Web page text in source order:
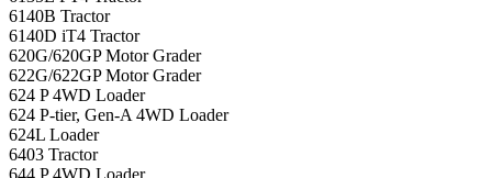
6140B Tractor
6140D iT4 Tractor
620G/620GP Motor Grader
622G/622GP Motor Grader
624 P 4WD Loader
624 P-tier, Gen-A 4WD Loader
624L Loader
6403 Tractor
644 P 4WD Loader